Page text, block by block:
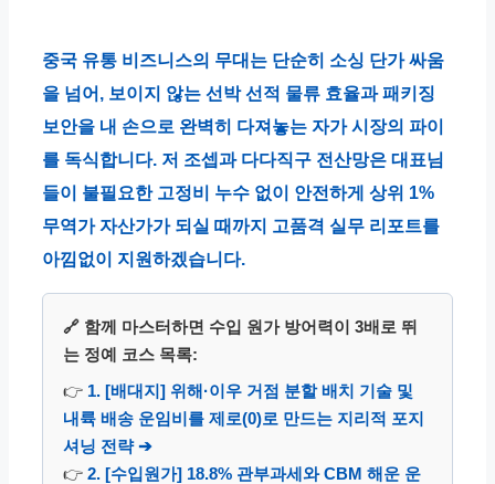
중국 유통 비즈니스의 무대는 단순히 소싱 단가 싸움
을 넘어, 보이지 않는 선박 선적 물류 효율과 패키징
보안을 내 손으로 완벽히 다져놓는 자가 시장의 파이
를 독식합니다. 저 조셉과 다다직구 전산망은 대표님
들이 불필요한 고정비 누수 없이 안전하게 상위 1%
무역가 자산가가 되실 때까지 고품격 실무 리포트를
아낌없이 지원하겠습니다.
🔗 함께 마스터하면 수입 원가 방어력이 3배로 뛰
는 정예 코스 목록:
👉 1. [배대지] 위해·이우 거점 분할 배치 기술 및
내륙 배송 운임비를 제로(0)로 만드는 지리적 포지
셔닝 전략 ➔
👉 2. [수입원가] 18.8% 관부과세와 CBM 해운 운